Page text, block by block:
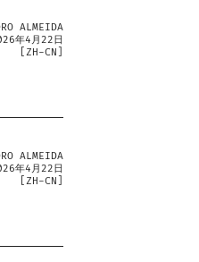
ALMEIDA
年4月22日
ZH-CN
ALMEIDA
年4月22日
ZH-CN